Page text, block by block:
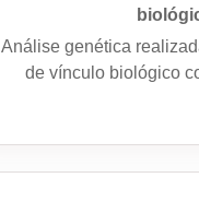
Análise genética
de vínculo biológico